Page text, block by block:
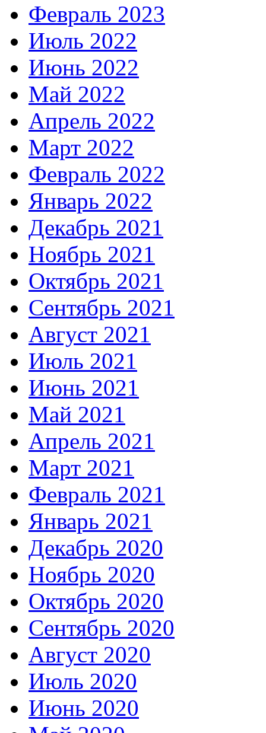
Февраль 2023
Июль 2022
Июнь 2022
Май 2022
Апрель 2022
Март 2022
Февраль 2022
Январь 2022
Декабрь 2021
Ноябрь 2021
Октябрь 2021
Сентябрь 2021
Август 2021
Июль 2021
Июнь 2021
Май 2021
Апрель 2021
Март 2021
Февраль 2021
Январь 2021
Декабрь 2020
Ноябрь 2020
Октябрь 2020
Сентябрь 2020
Август 2020
Июль 2020
Июнь 2020